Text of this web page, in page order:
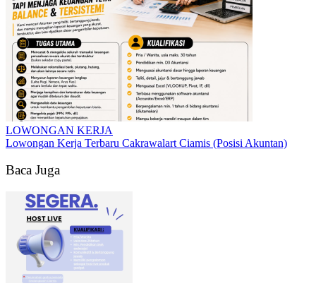
LOWONGAN KERJA
Lowongan Kerja Terbaru Cakrawalart Ciamis (Posisi Akuntan)
Baca Juga